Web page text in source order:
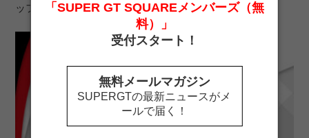
ッフまでお声がけください。
「SUPER GT SQUAREメンバーズ（無
料）」
受付スタート！
無料メールマガジン
SUPERGTの最新ニュースがメ
ールで届く！